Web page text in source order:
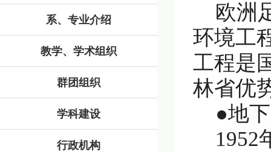
系、专业介绍
教学、学术组织
群团组织
学科建设
行政机构
欧洲
环境工
工程是
林省优
●地
1952